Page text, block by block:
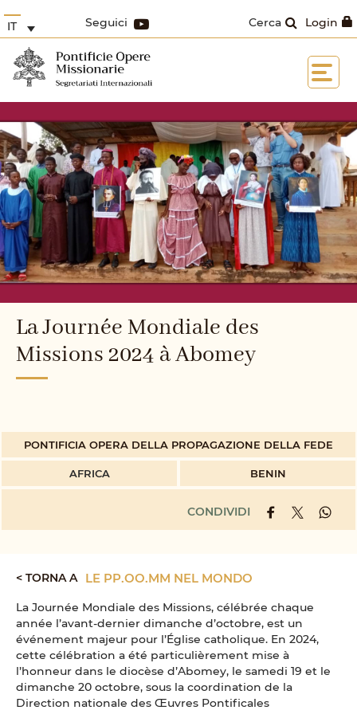
Login
Cerca
Seguici
IT
La Journée Mondiale des
Missions 2024 à Abomey
PONTIFICIA OPERA DELLA PROPAGAZIONE DELLA FEDE
AFRICA BENIN
CONDIVIDI
< TORNA A LE PP.OO.MM NEL MONDO
La Journée Mondiale des Missions, célébrée chaque
année l’avant-dernier dimanche d’octobre, est un
événement majeur pour l’Église catholique. En 2024,
cette célébration a été particulièrement mise à
l’honneur dans le diocèse d’Abomey, le samedi 19 et le
dimanche 20 octobre, sous la coordination de la
Direction nationale des Œuvres Pontificales